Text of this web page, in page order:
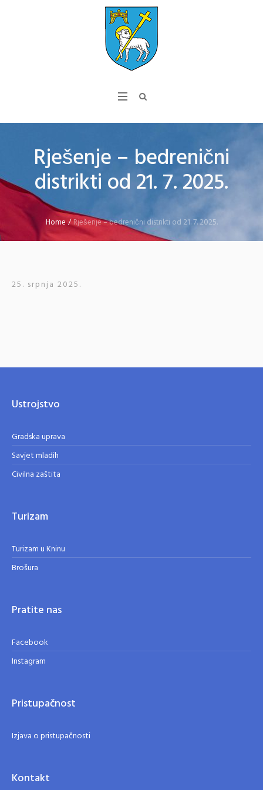
Rješenje – bedrenični
distrikti od 21. 7. 2025.
Home /Rješenje – bedrenični distrikti od 21. 7. 2025.
25. srpnja 2025.
Ustrojstvo
Gradska uprava
Savjet mladih
Civilna zaštita
Turizam
Turizam u Kninu
Brošura
Pratite nas
Facebook
Instagram
Pristupačnost
Izjava o pristupačnosti
Kontakt